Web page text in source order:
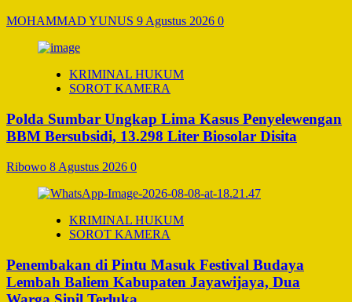
MOHAMMAD YUNUS 9 Agustus 2026 0
KRIMINAL HUKUM
SOROT KAMERA
Polda Sumbar Ungkap Lima Kasus Penyelewengan
BBM Bersubsidi, 13.298 Liter Biosolar Disita
Ribowo 8 Agustus 2026 0
KRIMINAL HUKUM
SOROT KAMERA
Penembakan di Pintu Masuk Festival Budaya
Lembah Baliem Kabupaten Jayawijaya, Dua